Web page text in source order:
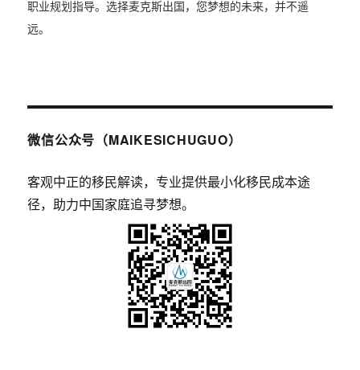
职业规划指导。选择麦克斯出国，您梦想的未来，并不遥
远。
微信公众号（MAIKESICHUGUO）
客观中正的移民解读，专业提供最小化移民成本途
径，助力中国家庭追寻梦想。